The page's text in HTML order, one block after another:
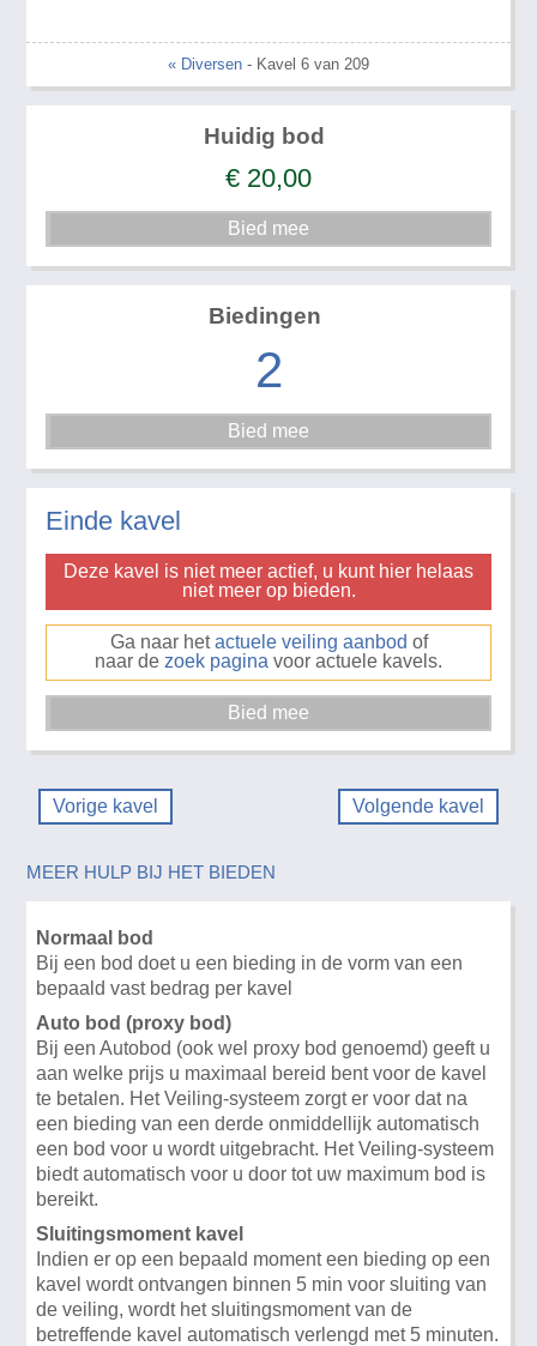
« Diversen - Kavel 6 van 209
Huidig bod
€ 20,00
Biedingen
2
Einde kavel
Deze kavel is niet meer actief, u kunt hier helaas
niet meer op bieden.
Ga naar hetactuele veiling aanbod of
naar de zoek pagina voor actuele kavels.
Vorige kavel Volgende kavel
MEER HULP BIJ HET BIEDEN
Normaal bod
Bij een bod doet u een bieding in de vorm van een
bepaald vast bedrag per kavel
Auto bod (proxy bod)
Bij een Autobod (ook wel proxy bod genoemd) geeft u
aan welke prijs u maximaal bereid bent voor de kavel
te betalen. Het Veiling-systeem zorgt er voor dat na
een bieding van een derde onmiddellijk automatisch
een bod voor u wordt uitgebracht. Het Veiling-systeem
biedt automatisch voor u door tot uw maximum bod is
bereikt.
Sluitingsmoment kavel
Indien er op een bepaald moment een bieding op een
kavel wordt ontvangen binnen 5 min voor sluiting van
de veiling, wordt het sluitingsmoment van de
betreffende kavel automatisch verlengd met 5 minuten.